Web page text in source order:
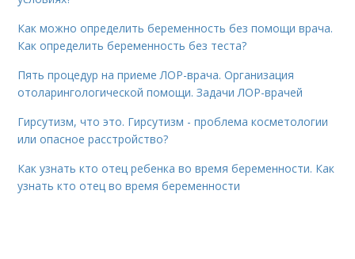
Как можно определить беременность без помощи врача.
Как определить беременность без теста?
Пять процедур на приеме ЛОР-врача. Организация
отоларингологической помощи. Задачи ЛОР-врачей
Гирсутизм, что это. Гирсутизм - проблема косметологии
или опасное расстройство?
Как узнать кто отец ребенка во время беременности. Как
узнать кто отец во время беременности